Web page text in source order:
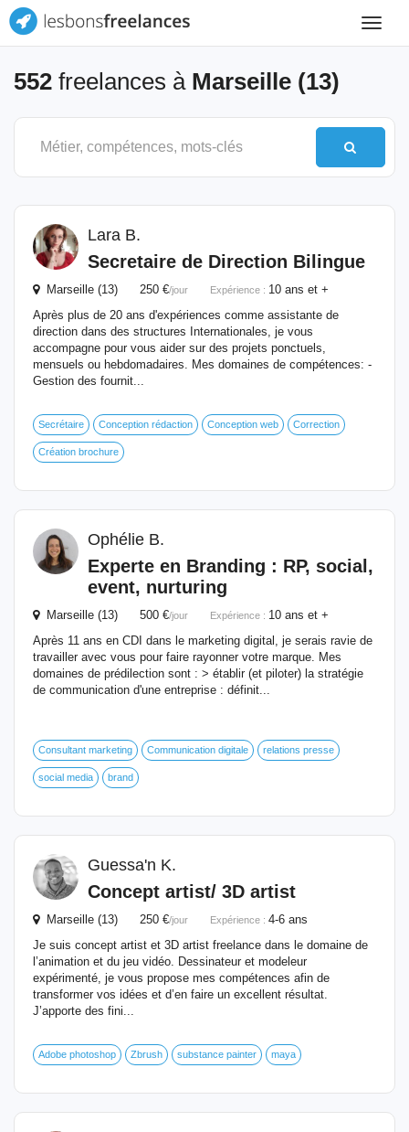
Toggle
552 freelances à Marseille (13)
Lara B.
Secretaire de Direction Bilingue
Marseille (13) 250 €/jour Expérience : 10 ans et +
Après plus de 20 ans d'expériences comme assistante de
direction dans des structures Internationales, je vous
accompagne pour vous aider sur des projets ponctuels,
mensuels ou hebdomadaires. Mes domaines de compétences: -
Gestion des fournit...
Secrétaire Conception rédaction Conception web Correction
Création brochure
Ophélie B.
Experte en Branding : RP, social,
event, nurturing
Marseille (13) 500 €/jour Expérience : 10 ans et +
Après 11 ans en CDI dans le marketing digital, je serais ravie de
travailler avec vous pour faire rayonner votre marque. Mes
domaines de prédilection sont : > établir (et piloter) la stratégie
de communication d'une entreprise : définit...
Consultant marketing Communication digitale relations presse
social media brand
Guessa'n K.
Concept artist/ 3D artist
Marseille (13) 250 €/jour Expérience : 4-6 ans
Je suis concept artist et 3D artist freelance dans le domaine de
l’animation et du jeu vidéo. Dessinateur et modeleur
expérimenté, je vous propose mes compétences afin de
transformer vos idées et d’en faire un excellent résultat.
J’apporte des fini...
Adobe photoshop Zbrush substance painter maya